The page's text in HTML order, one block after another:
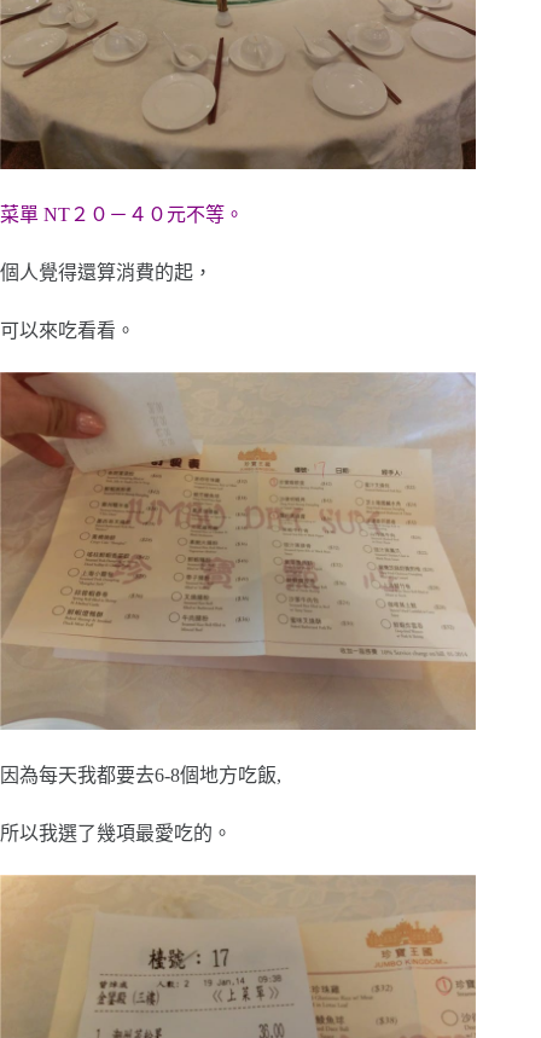
菜單 NT２０－４０元不等。
個人覺得還算消費的起，
可以來吃看看。
因為每天我都要去6-8個地方吃飯,
所以我選了幾項最愛吃的。